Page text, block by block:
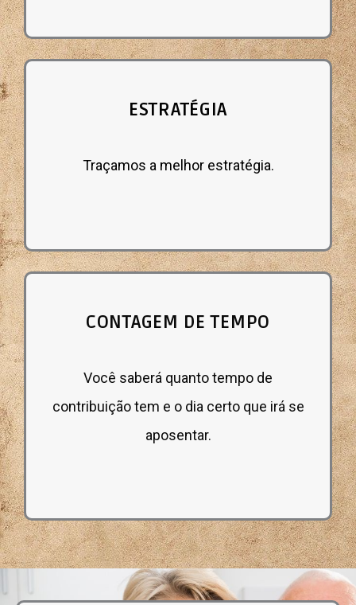
ESTRATÉGIA
Traçamos a melhor estratégia.
CONTAGEM DE TEMPO
Você saberá quanto tempo de
contribuição tem e o dia certo que irá se
aposentar.